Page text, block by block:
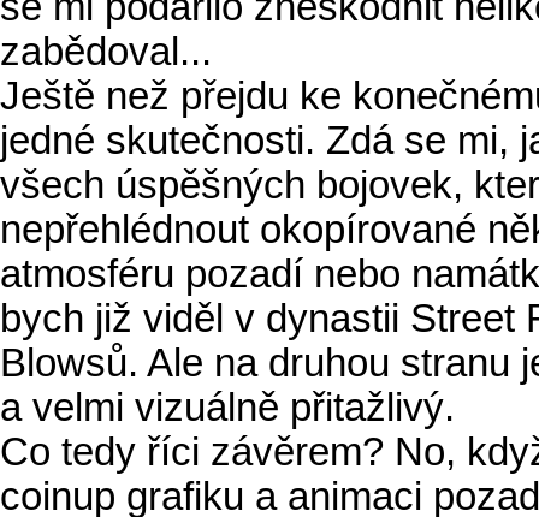
zabědoval...
Ještě než přejdu ke
jedné skutečnosti. Zdá se mi,
všech úspěšných bojovek,
nepřehlédnout okopírované
atmosféru pozadí nebo
bych již viděl v dynastii Street
Blowsů. Ale na druhou stranu
a velmi vizuálně přitažlivý.
Co tedy říci závěrem? No,
coinup grafiku a animaci